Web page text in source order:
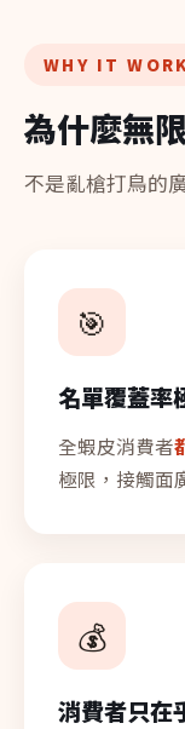
WHY IT
為什麼無
不是亂槍打鳥的
🎯
名單覆蓋率
全蝦皮消費者
極限，接觸面
💰
消費者只在